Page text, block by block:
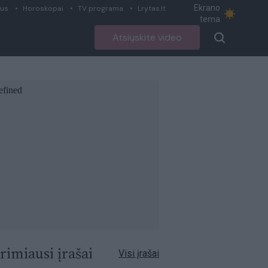
Horoskopai TV programa Lrytas.lt
Ekrano
tema
Atsiųskite video
įrašai Visi įrašai